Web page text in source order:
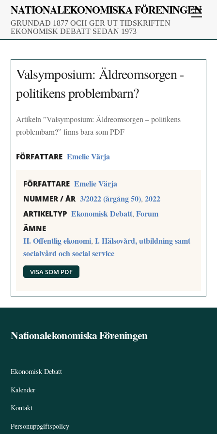
Skip
content
NATIONALEKONOMISKA FÖRENINGEN
GRUNDAD 1877 OCH GER UT TIDSKRIFTEN
EKONOMISK DEBATT SEDAN 1973
Valsymposium: Äldreomsorgen -
politikens problembarn?
Artikeln ”Valsymposium: Äldreomsorgen – politikens
problembarn?” finns bara som PDF
FÖRFATTARE Emelie Värja
FÖRFATTARE Emelie Värja
NUMMER / ÅR 3/2022 (årgång 50),2022
ARTIKELTYP Ekonomisk Debatt,Forum
ÄMNE
H. Offentlig ekonomi,I. Hälsovård, utbildning samt
socialvård och social service
VISA SOM PDF
Back
Nationalekonomiska Föreningen
Ekonomisk Debatt
Kalender
Kontakt
Personuppgiftspolicy